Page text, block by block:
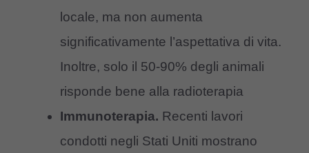
locale, ma non aumenta
significativamente l’aspettativa di vita.
Inoltre, solo il 50-90% degli animali
risponde bene alla radioterapia
Immunoterapia. Recenti lavori
condotti negli Stati Uniti mostrano